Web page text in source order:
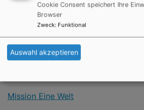
Forum Fairer Handel
Fenster zur Welt
Mission Eine Welt
Cookie Consent speichert Ihre
Browser
Zweck: Funktional
Auswahl akzeptieren